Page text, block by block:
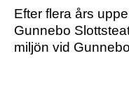
Efter flera års
Gunnebo
miljön vid